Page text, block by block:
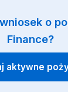
o
Finance?
aktywne